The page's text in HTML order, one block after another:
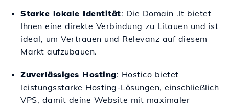
Starke lokale Identität: Die Domain .lt bietet
Ihnen eine direkte Verbindung zu Litauen und ist
ideal, um Vertrauen und Relevanz auf diesem
Markt aufzubauen.
Zuverlässiges Hosting: Hostico bietet
leistungsstarke Hosting-Lösungen, einschließlich
VPS, damit deine Website mit maximaler